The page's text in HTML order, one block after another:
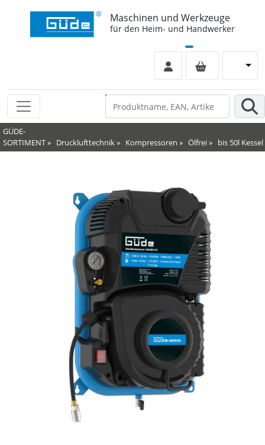
Maschinen und Werkzeuge
für den Heim- und Handwerker
GÜDE-
SORTIMENT» Drucklufttechnik» Kompressoren » Ölfrei» bis 50l Kessel